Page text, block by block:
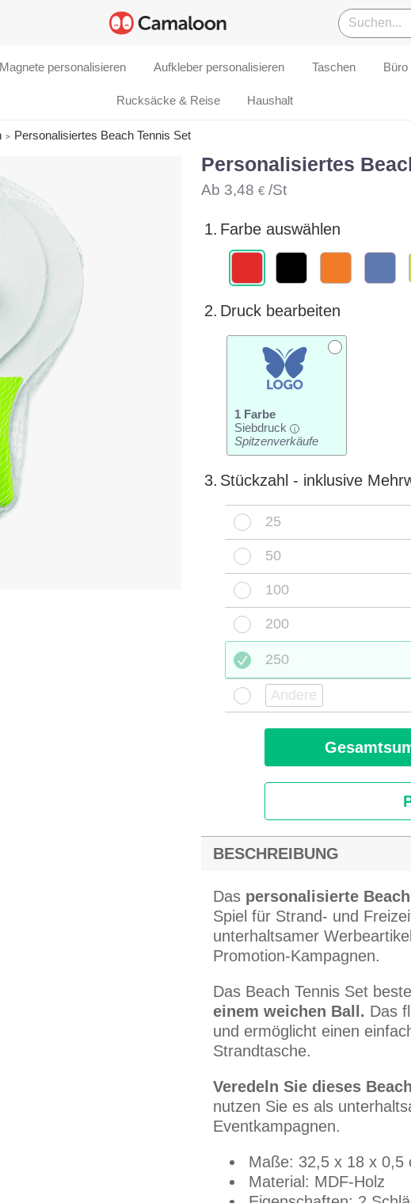
Magnete personalisieren Aufkleber personalisieren Taschen Büro
Rucksäcke & Reise Haushalt
Personalisiertes Beach Tennis Set
Personalisiertes
Ab 3,48 €/St
1. Farbe auswählen
2. Druck bearbeiten
1 Farbe
Siebdruck
i
Spitzenverkäufe
3. Stückzahl - inklusive
25
50
100
200
250
BESCHREIBUNG
Das personalisierte
Spiel für Strand- und
unterhaltsamer
Promotion-Kampagnen.
Das Beach Tennis Set
einem weichen Ball. Das
und ermöglicht einen
Strandtasche.
Veredeln Sie dieses
nutzen Sie es als
Eventkampagnen.
Maße: 32,5 x 18 x 0,5
Material: MDF-Holz